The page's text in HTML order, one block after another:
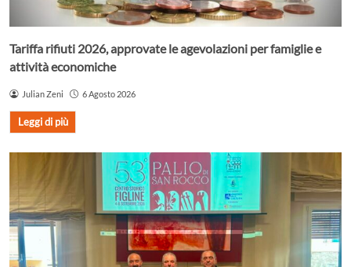
Tariffa rifiuti 2026, approvate le agevolazioni per famiglie e
attività economiche
Julian Zeni 6 Agosto 2026
Leggi di più